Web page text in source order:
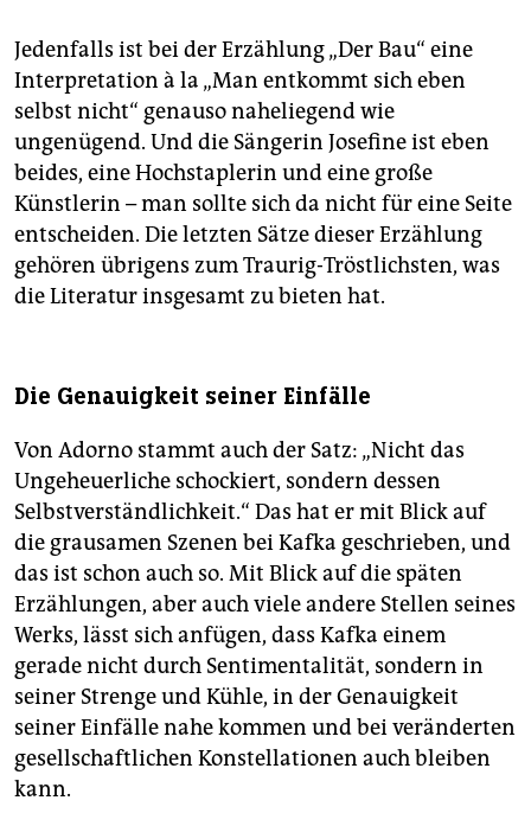
Jedenfalls ist bei der Erzählung „Der Bau“ eine
Interpretation à la „Man entkommt sich eben
selbst nicht“ genauso naheliegend wie
ungenügend. Und die Sängerin Josefine ist eben
beides, eine Hochstaplerin und eine große
Künstlerin – man sollte sich da nicht für eine Seite
entscheiden. Die letzten Sätze dieser Erzählung
gehören übrigens zum Traurig-Tröstlichsten, was
die Literatur insgesamt zu bieten hat.
Die Genauigkeit seiner Einfälle
Von Adorno stammt auch der Satz: „Nicht das
Ungeheuerliche schockiert, sondern dessen
Selbstverständlichkeit.“ Das hat er mit Blick auf
die grausamen Szenen bei Kafka geschrieben, und
das ist schon auch so. Mit Blick auf die späten
Erzählungen, aber auch viele andere Stellen seines
Werks, lässt sich anfügen, dass Kafka einem
gerade nicht durch Sentimentalität, sondern in
seiner Strenge und Kühle, in der Genauigkeit
seiner Einfälle nahe kommen und bei veränderten
gesellschaftlichen Konstellationen auch bleiben
kann.